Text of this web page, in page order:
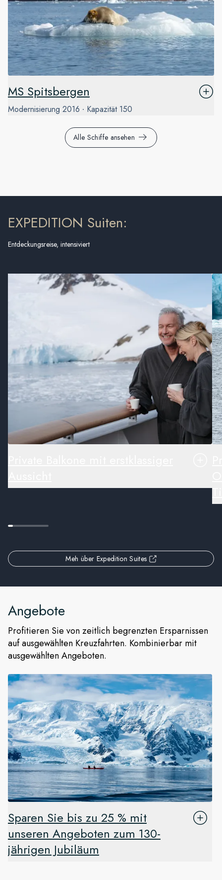
MS Spitsbergen
Modernisierung 2016 Kapazität 150
Alle Schiffe ansehen
EXPEDITION Suiten:
Entdeckungsreise, intensiviert
Meh über Expedition Suites
Angebote
Profitieren Sie von zeitlich begrenzten Ersparnissen
auf ausgewählten Kreuzfahrten. Kombinierbar mit
ausgewählten Angeboten.
Sparen Sie bis zu 25 % mit
unseren Angeboten zum 130-
jährigen Jubiläum